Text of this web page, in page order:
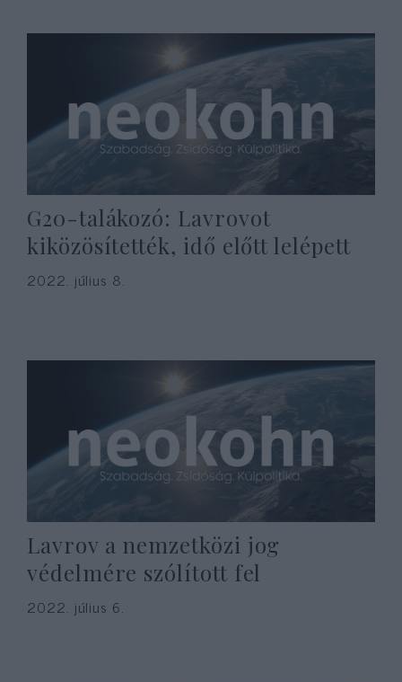
G20-talákozó: Lavrovot
kiközösítették, idő előtt lelépett
2022. július 8.
Lavrov a nemzetközi jog
védelmére szólított fel
2022. július 6.